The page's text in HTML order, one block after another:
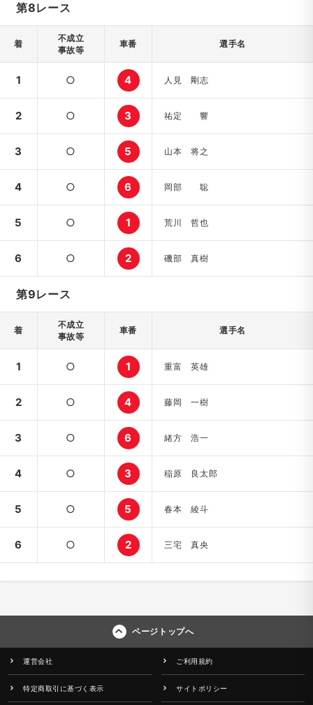
第8レース
着
不成立
事故等
車番 選手名
1 ○ 4 人見 剛志
2 ○ 3 祐定 響
3 ○ 5 山本 将之
4 ○ 6 岡部 聡
5 ○ 1 荒川 哲也
6 ○ 2 磯部 真樹
第9レース
着
不成立
事故等
車番 選手名
1 ○ 1 重富 英雄
2 ○ 4 藤岡 一樹
3 ○ 6 緒方 浩一
4 ○ 3 稲原 良太郎
5 ○ 5 春本 綾斗
6 ○ 2 三宅 真央
ページトップへ
運営会社 ご利用規約
特定商取引に基づく表示 サイトポリシー